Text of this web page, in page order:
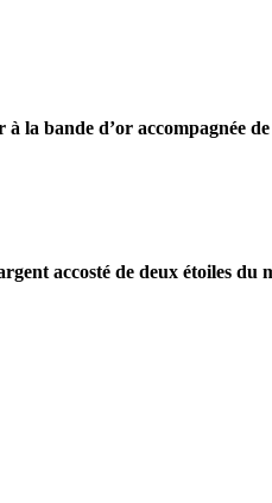
la bande d’or accompagnée
accosté de deux étoiles du